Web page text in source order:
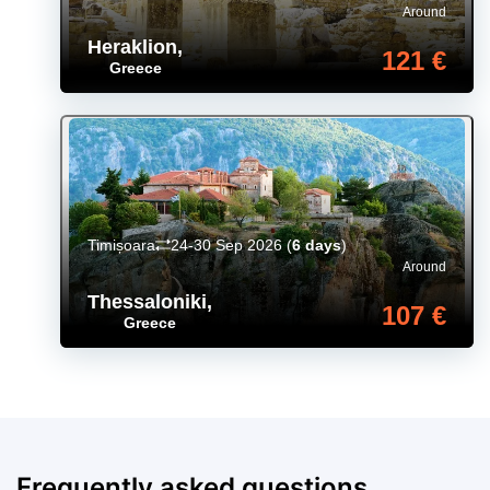
Heraklion,
Greece
Around
121 €
Thessaloniki,
Greece
Around
107 €
Timișoara 24-30 Sep 2026(6 days)